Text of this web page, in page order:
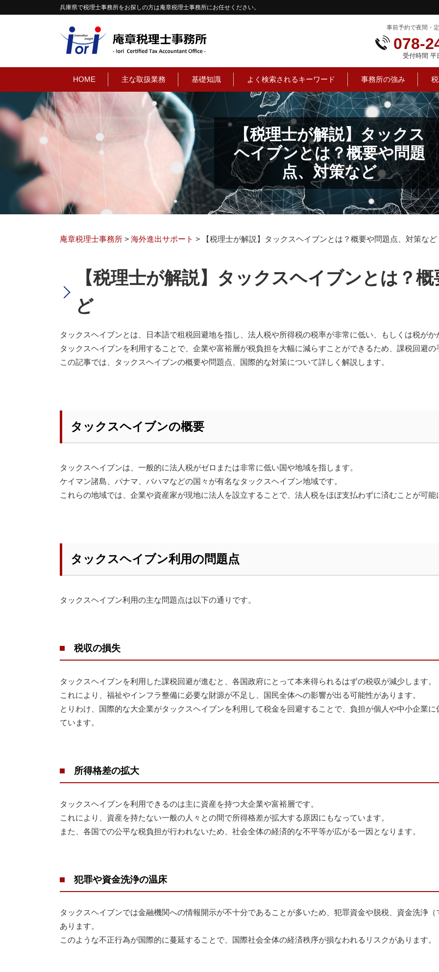
【税理士が解説】タックス
ヘイブンとは？概要や問題
点、対策など
兵庫県で税理士事務所をお探しの方は庵章税理士事務所にお任せください。
事前予約で夜間・
078-
受付時間 平
HOME 主な取扱業務 基礎知識 よく検索されるキーワード 事務所の強み
庵章税理士事務所 > 海外進出サポート > 【税理士が解説】タックスヘイブンとは？概要や問題点、対策など
【税理士が解説】タックスヘイブンとは？
ど
タックスヘイブンとは、日本語で租税回避地を指し、法人税や所得税の税率が非常に低い、もしくは税がか
タックスヘイブンを利用することで、企業や富裕層が税負担を大幅に減らすことができるため、課税回避の
この記事では、タックスヘイブンの概要や問題点、国際的な対策について詳しく解説します。
タックスヘイブンの概要
タックスヘイブンは、一般的に法人税がゼロまたは非常に低い国や地域を指します。
ケイマン諸島、パナマ、バハマなどの国々が有名なタックスヘイブン地域です。
これらの地域では、企業や資産家が現地に法人を設立することで、法人税をほぼ支払わずに済むことが可能
タックスヘイブン利用の問題点
タックスヘイブン利用の主な問題点は以下の通りです。
税収の損失
タックスヘイブンを利用した課税回避が進むと、各国政府にとって本来得られるはずの税収が減少します。
これにより、福祉やインフラ整備に必要な財源が不足し、国民全体への影響が出る可能性があります。
とりわけ、国際的な大企業がタックスヘイブンを利用して税金を回避することで、負担が個人や中小企業
ています。
所得格差の拡大
タックスヘイブンを利用できるのは主に資産を持つ大企業や富裕層です。
これにより、資産を持たない一般の人々との間で所得格差が拡大する原因にもなっています。
また、各国での公平な税負担が行われないため、社会全体の経済的な不平等が広がる一因となります。
犯罪や資金洗浄の温床
タックスヘイブンでは金融機関への情報開示が不十分であることが多いため、犯罪資金や脱税、資金洗浄
あります。
このような不正行為が国際的に蔓延することで、国際社会全体の経済秩序が損なわれるリスクがあります。